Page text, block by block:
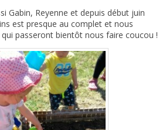
Gabin, Reyenne et depuis début juin
est presque au complet et nous
passeront bientôt nous faire coucou !